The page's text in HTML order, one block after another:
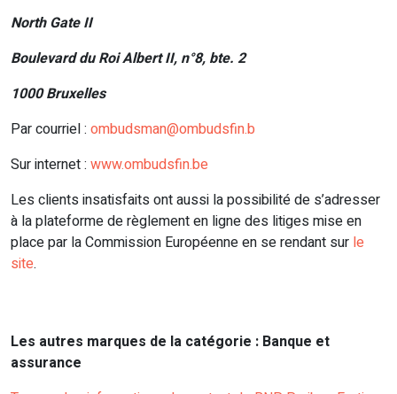
North Gate II
Boulevard du Roi Albert II, n°8, bte. 2
1000 Bruxelles
Par courriel : ombudsman@ombudsfin.b
Sur internet : www.ombudsfin.be
Les clients insatisfaits ont aussi la possibilité de s’adresser
à la plateforme de règlement en ligne des litiges mise en
place par la Commission Européenne en se rendant sur le
site.
Les autres marques de la catégorie : Banque et
assurance